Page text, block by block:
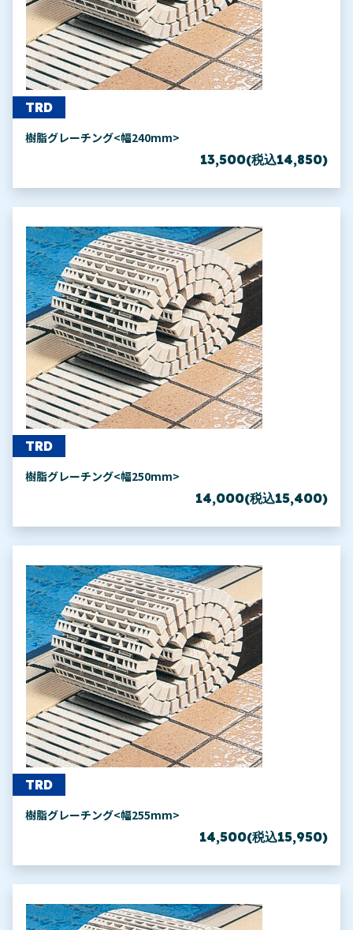
TRD
樹脂グレーチング<幅240mm>
13,500(税込14,850)
TRD
樹脂グレーチング<幅250mm>
14,000(税込15,400)
TRD
樹脂グレーチング<幅255mm>
14,500(税込15,950)